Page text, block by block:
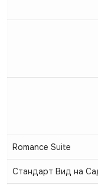
Romance Suite
Стандарт Вид на